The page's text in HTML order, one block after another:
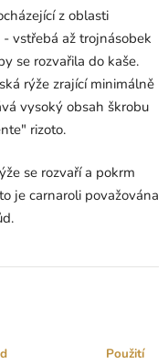
z oblasti
vstřebá až trojnásobek
se rozvařila do kaše.
rýže zrající minimálně
vysoký obsah škrobu
rizoto.
se rozvaří a pokrm
je carnaroli považována
Použití